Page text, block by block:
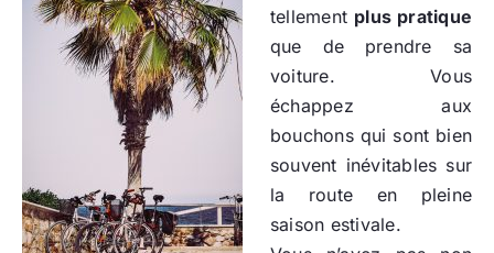
tellement plus pratique
que de prendre sa
voiture. Vous
échappez aux
bouchons qui sont bien
souvent inévitables sur
la route en pleine
saison estivale.